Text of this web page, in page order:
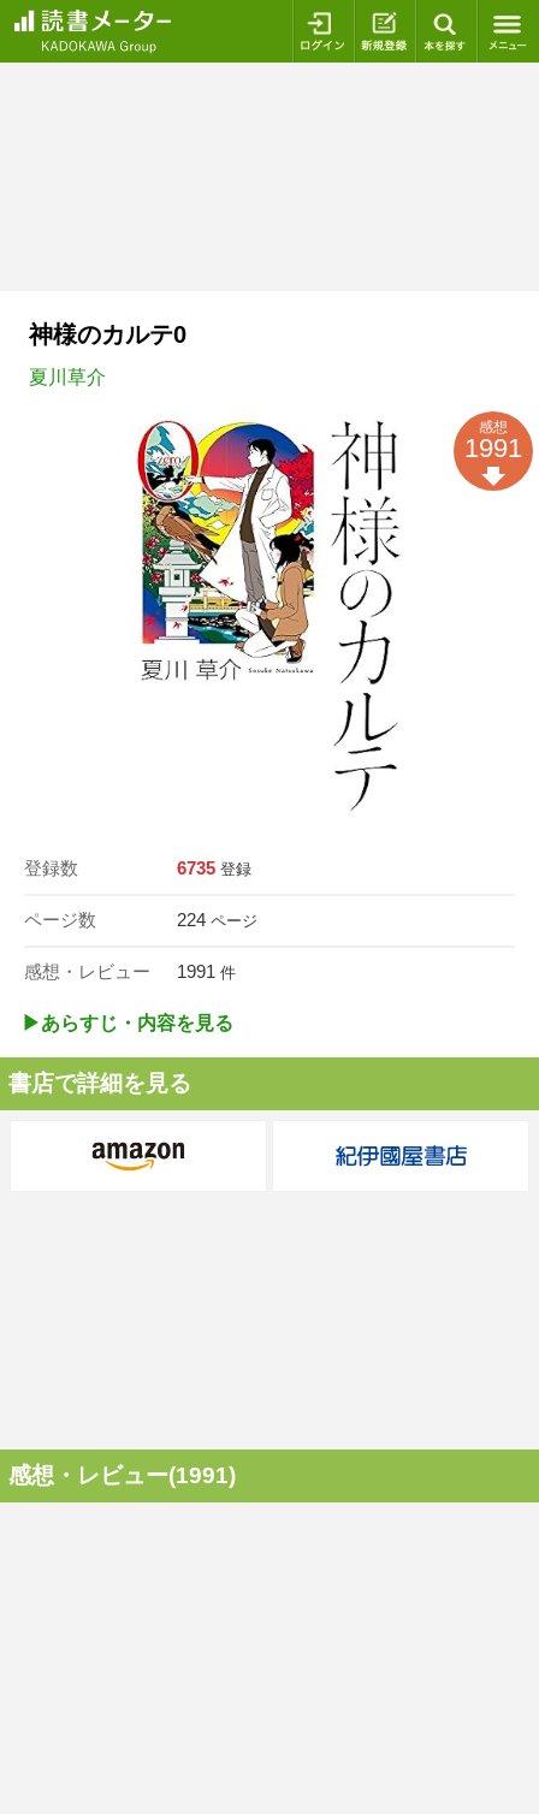
ログイン 新規登録
神様のカルテ0
夏川草介
登録数 6735 登録
ページ数 224 ページ
感想・レビュー 1991 件
感想
1991
▶︎あらすじ・内容を見る
書店で詳細を見る
感想・レビュー(1991)